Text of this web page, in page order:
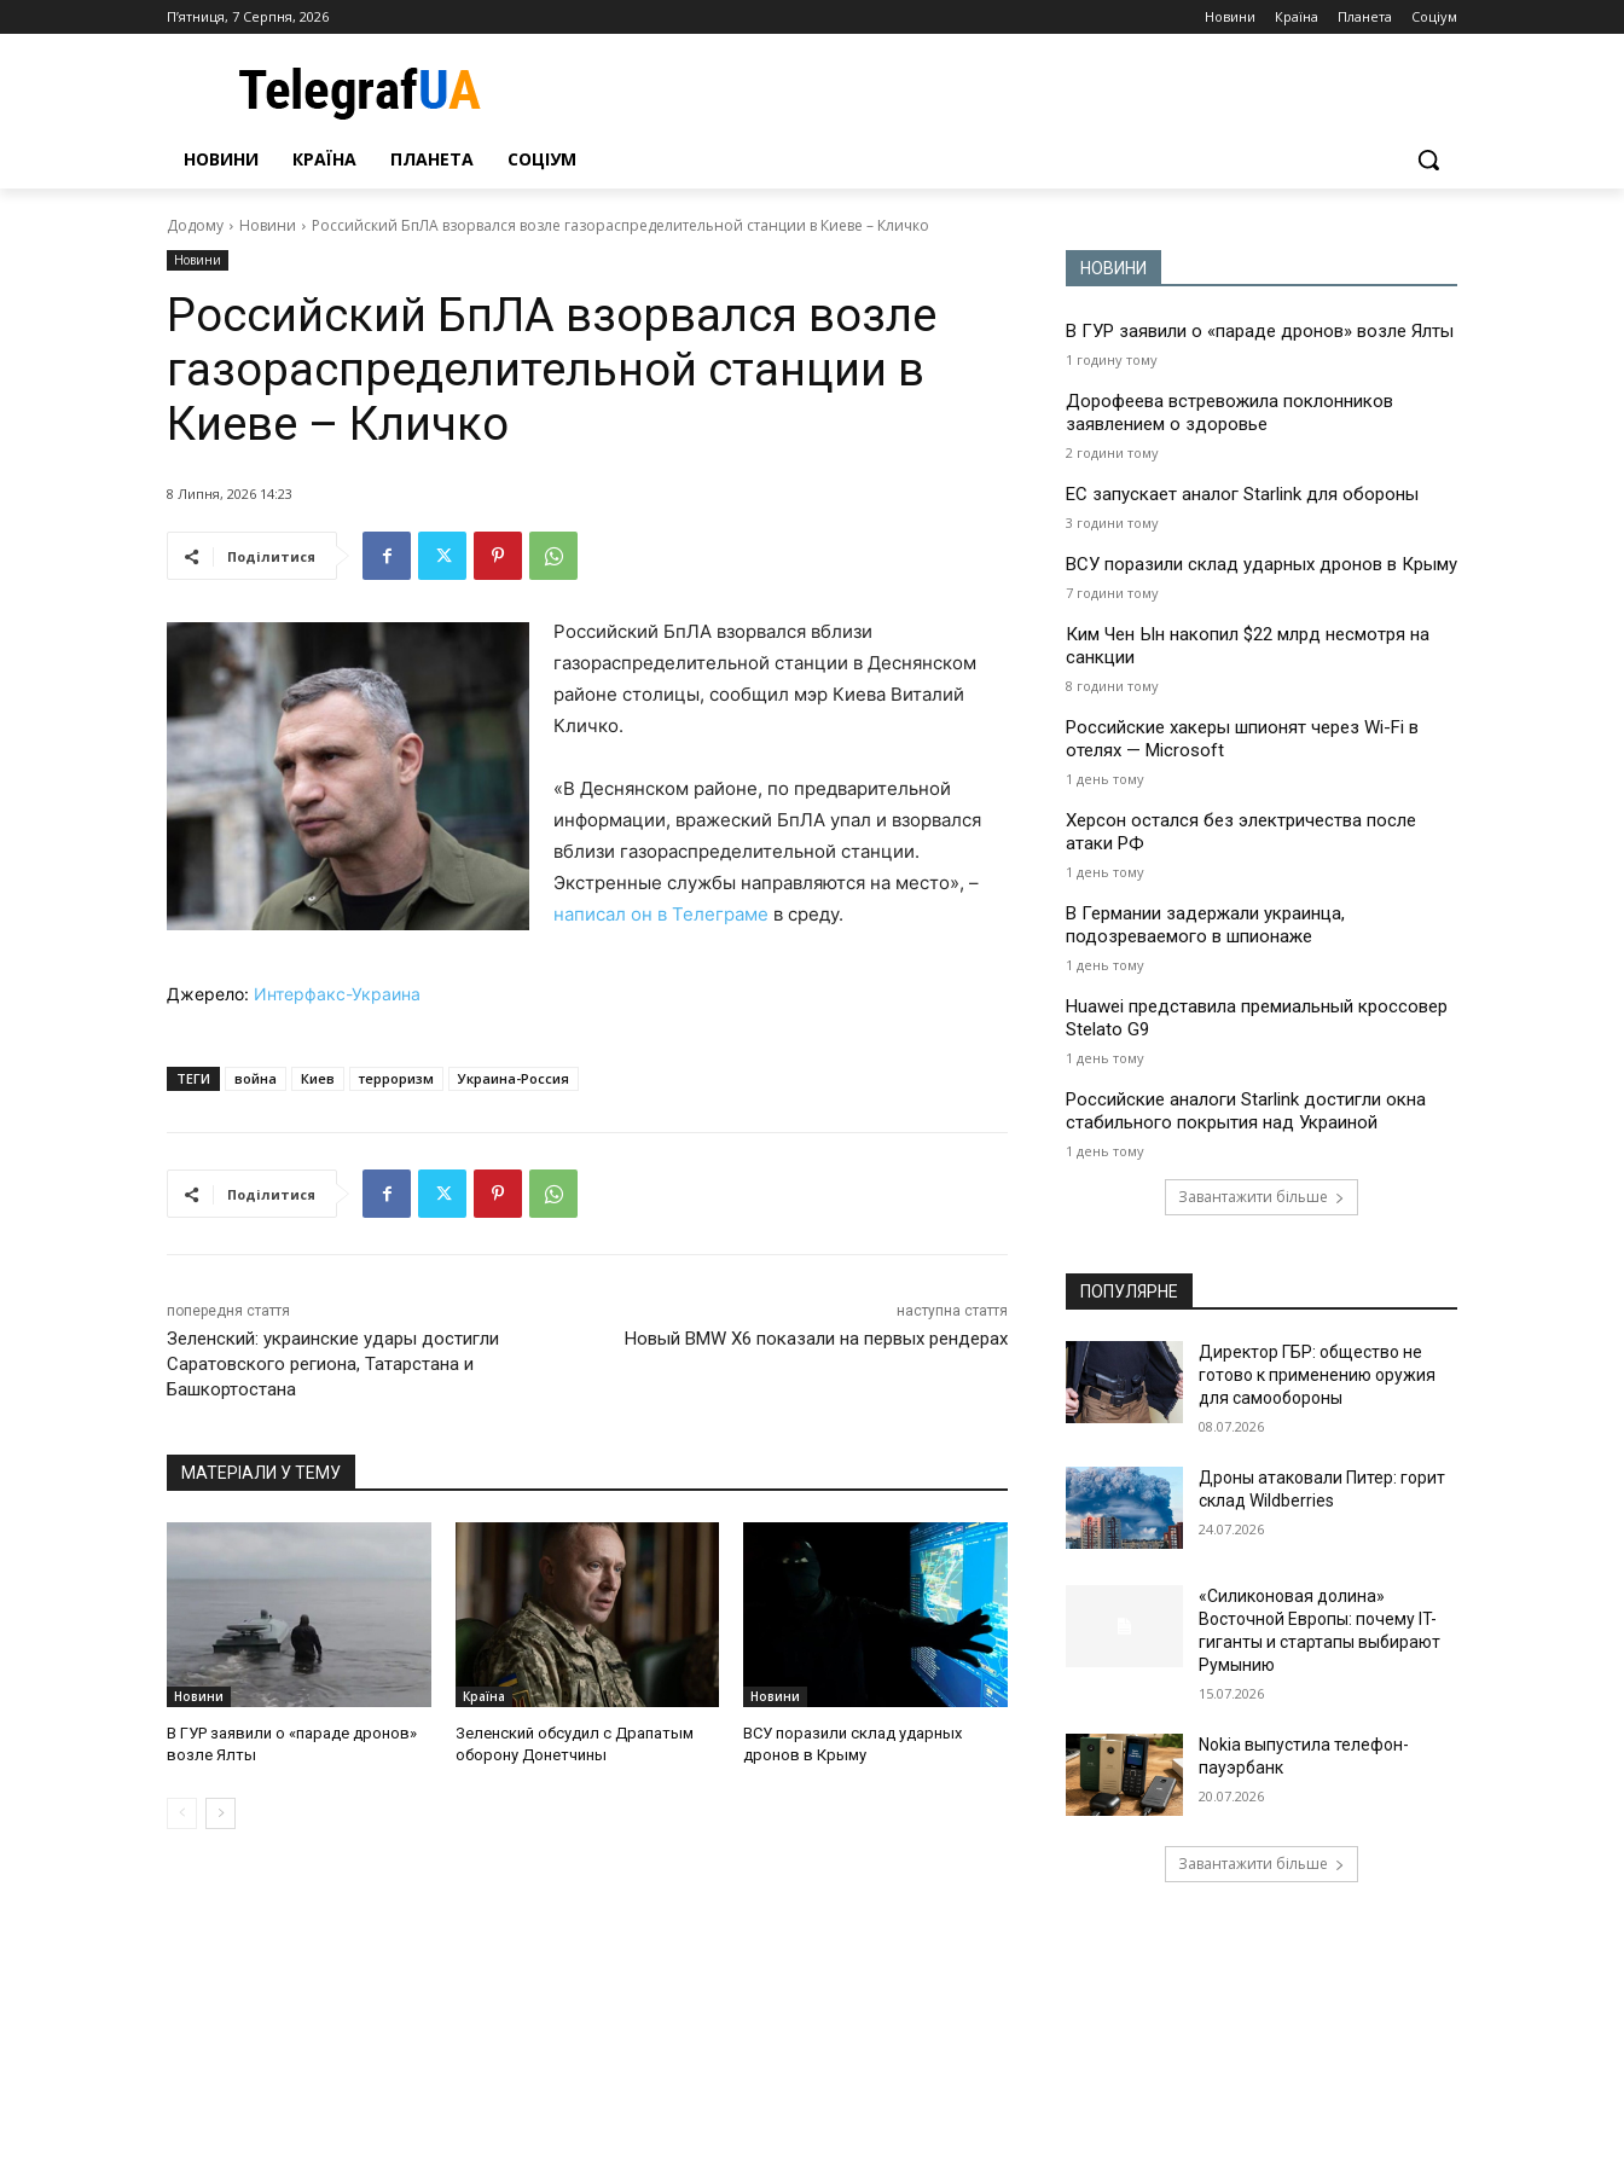
П’ятниця, 7 Серпня, 2026 Новини Країна Планета Соціум
НОВИНИ КРАЇНА ПЛАНЕТА СОЦІУМ
Додому Новини Российский БпЛА взорвался возле газораспределительной станции в Киеве – Кличко
Новини
Российский БпЛА взорвался возле
газораспределительной станции в
Киеве – Кличко
8 Липня, 2026 14:23
Поділитися
Российский БпЛА взорвался вблизи
газораспределительной станции в Деснянском
районе столицы, сообщил мэр Киева Виталий
Кличко.
«В Деснянском районе, по предварительной
информации, вражеский БпЛА упал и взорвался
вблизи газораспределительной станции.
Экстренные службы направляются на место», –
написал он в Телеграме в среду.
Джерело: Интерфакс-Украина
ТЕГИ война Киев терроризм Украина-Россия
Поділитися
попередня стаття
Зеленский: украинские удары достигли
Саратовского региона, Татарстана и
Башкортостана
наступна стаття
Новый BMW X6 показали на первых рендерах
МАТЕРІАЛИ У ТЕМУ
Новини
В ГУР заявили о «параде дронов»
возле Ялты
Країна
Зеленский обсудил с Драпатым
оборону Донетчины
Новини
ВСУ поразили склад ударных
дронов в Крыму
НОВИНИ
В ГУР заявили о «параде дронов» возле Ялты
1 годину тому
Дорофеева встревожила поклонников
заявлением о здоровье
2 години тому
ЕС запускает аналог Starlink для обороны
3 години тому
ВСУ поразили склад ударных дронов в Крыму
7 години тому
Ким Чен Ын накопил $22 млрд несмотря на
санкции
8 години тому
Российские хакеры шпионят через Wi-Fi в
отелях — Microsoft
1 день тому
Херсон остался без электричества после
атаки РФ
1 день тому
В Германии задержали украинца,
подозреваемого в шпионаже
1 день тому
Huawei представила премиальный кроссовер
Stelato G9
1 день тому
Российские аналоги Starlink достигли окна
стабильного покрытия над Украиной
1 день тому
Завантажити більше
ПОПУЛЯРНЕ
Директор ГБР: общество не
готово к применению оружия
для самообороны
08.07.2026
Дроны атаковали Питер: горит
склад Wildberries
24.07.2026
«Силиконовая долина»
Восточной Европы: почему IT-
гиганты и стартапы выбирают
Румынию
15.07.2026
Nokia выпустила телефон-
пауэрбанк
20.07.2026
Завантажити більше